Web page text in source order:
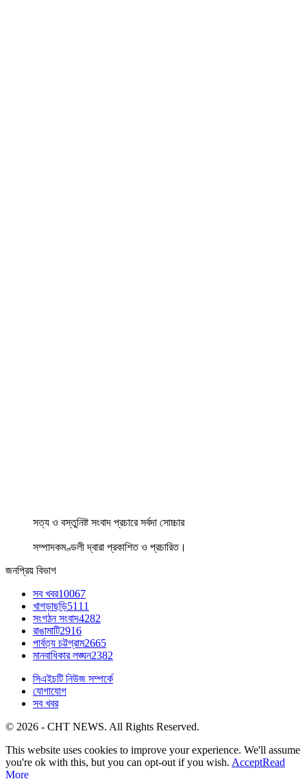
সত্য ও বস্তুনিষ্ট সংবাদ প্রচারে সর্বদা সোচ্চার
সম্পাদকমণ্ডলী দ্বারা প্রকাশিত ও প্রচারিত।
জনপ্রিয় বিভাগ
সব খবর10067
খাগড়াছড়ি5111
সংগঠন সংবাদ4282
রাঙামাটি2916
পার্বত্য চট্টগ্রাম2665
মানবাধিকার লঙ্ঘন2382
সিএইচটি নিউজ সম্পর্কে
যোগাযোগ
সব খবর
© 2026 - CHT NEWS. All Rights Reserved.
This website uses cookies to improve your experience. We'll assume
you're ok with this, but you can opt-out if you wish. AcceptRead
More